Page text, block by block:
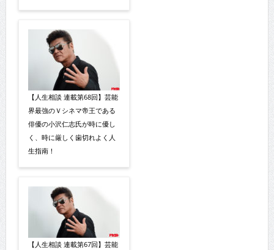
【人生相談 連載第68回】芸能
界最強のＶシネマ帝王である
俳優の小沢仁志氏が時に優し
く、時に厳しく歯切れよく人
生指南！
【人生相談 連載第67回】芸能